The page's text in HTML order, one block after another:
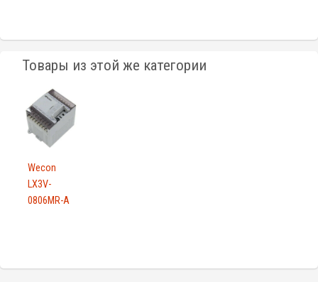
Товары из этой же категории
Wecon
LX3V-
0806MR-A